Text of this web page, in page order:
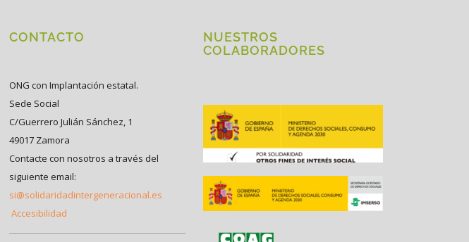
CONTACTO
ONG con Implantación estatal.
Sede Social
C/Guerrero Julián Sánchez, 1
49017 Zamora
Contacte con nosotros a través del
siguiente email:
si@solidaridadintergeneracional.es
Accesibilidad
NUESTROS
COLABORADORES